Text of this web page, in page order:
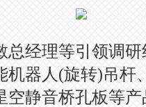
经理等引领调研
机器人(旋转)吊杆
空静音桥孔板等